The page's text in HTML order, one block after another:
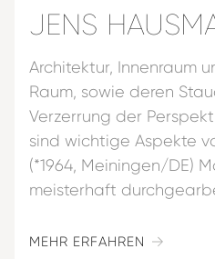
JENS
Architektur, Innenraum
Raum, sowie deren
Verzerrung der
sind wichtige Aspekte
(*1964, Meiningen/DE)
meisterhaft
MEHR ERFAHREN